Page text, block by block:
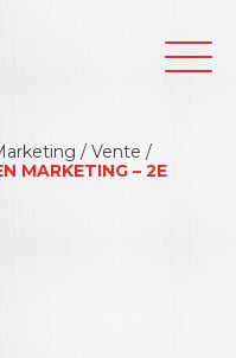
/ Vente /
MARKETING – 2E